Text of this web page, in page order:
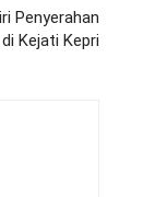
Penyerahan
Kejati Kepri